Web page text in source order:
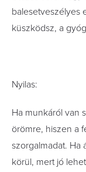
balesetveszélyes
küszködsz, a
Nyilas:
Ha munkáról van
örömre, hiszen a
szorgalmadat. Ha
körül, mert jó